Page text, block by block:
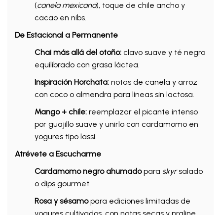
(canela mexicana), toque de chile ancho y
cacao en nibs.
De Estacional a Permanente
Chai más allá del otoño: clavo suave y té negro
equilibrado con grasa láctea.
Inspiración Horchata: notas de canela y arroz
con coco o almendra para líneas sin lactosa.
Mango + chile: reemplazar el picante intenso
por guajillo suave y unirlo con cardamomo en
yogures tipo lassi.
Atrévete a Escucharme
Cardamomo negro ahumadopara skyrsalado
o dips gourmet.
Rosa y sésamopara ediciones limitadas de